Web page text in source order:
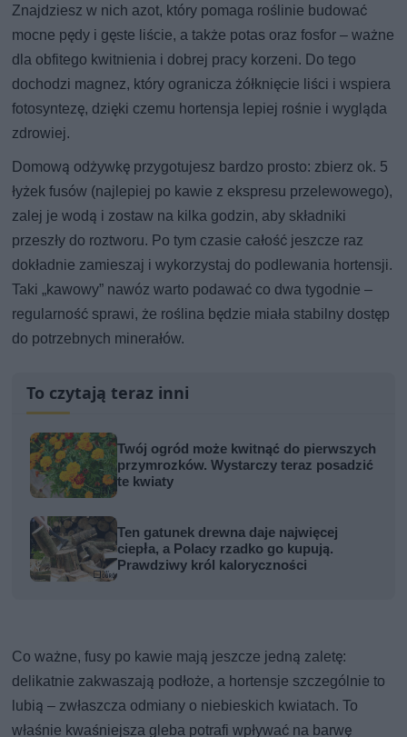
Znajdziesz w nich azot, który pomaga roślinie budować
mocne pędy i gęste liście, a także potas oraz fosfor – ważne
dla obfitego kwitnienia i dobrej pracy korzeni. Do tego
dochodzi magnez, który ogranicza żółknięcie liści i wspiera
fotosyntezę, dzięki czemu hortensja lepiej rośnie i wygląda
zdrowiej.
Domową odżywkę przygotujesz bardzo prosto: zbierz ok. 5
łyżek fusów (najlepiej po kawie z ekspresu przelewowego),
zalej je wodą i zostaw na kilka godzin, aby składniki
przeszły do roztworu. Po tym czasie całość jeszcze raz
dokładnie zamieszaj i wykorzystaj do podlewania hortensji.
Taki „kawowy” nawóz warto podawać co dwa tygodnie –
regularność sprawi, że roślina będzie miała stabilny dostęp
do potrzebnych minerałów.
To czytają teraz inni
Twój ogród może kwitnąć do pierwszych
przymrozków. Wystarczy teraz posadzić
te kwiaty
Ten gatunek drewna daje najwięcej
ciepła, a Polacy rzadko go kupują.
Prawdziwy król kaloryczności
Co ważne, fusy po kawie mają jeszcze jedną zaletę:
delikatnie zakwaszają podłoże, a hortensje szczególnie to
lubią – zwłaszcza odmiany o niebieskich kwiatach. To
właśnie kwaśniejsza gleba potrafi wpływać na barwę